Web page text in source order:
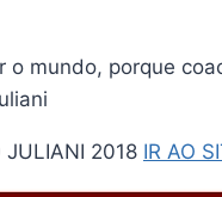
mundo, porque
JULIANI 2018 IR AO